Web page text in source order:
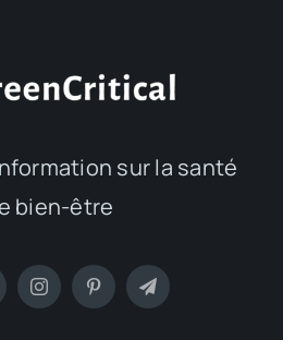
sur la santé
bien-être